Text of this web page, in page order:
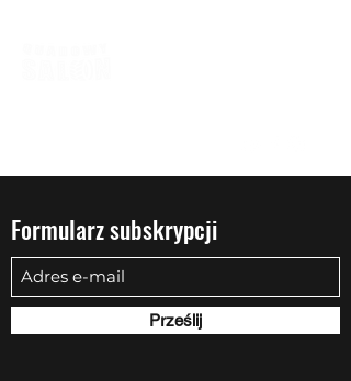
Formularz subskrypcji
Prześlij